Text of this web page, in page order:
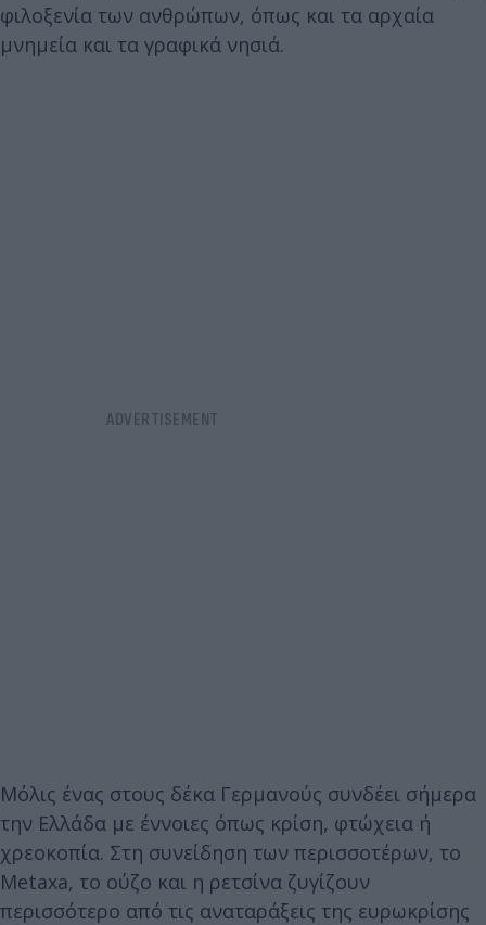
φιλοξενία των ανθρώπων, όπως και τα αρχαία
μνημεία και τα γραφικά νησιά.
Μόλις ένας στους δέκα Γερμανούς συνδέει σήμερα
την Ελλάδα με έννοιες όπως κρίση, φτώχεια ή
χρεοκοπία. Στη συνείδηση των περισσοτέρων, το
Metaxa, το ούζο και η ρετσίνα ζυγίζουν
περισσότερο από τις αναταράξεις της ευρωκρίσης